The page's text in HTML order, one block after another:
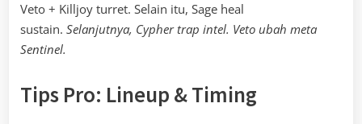
Veto + Killjoy turret. Selain itu, Sage heal
sustain. Selanjutnya, Cypher trap intel. Veto ubah meta
Sentinel.
Tips Pro: Lineup & Timing